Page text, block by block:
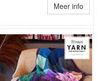
Meer info